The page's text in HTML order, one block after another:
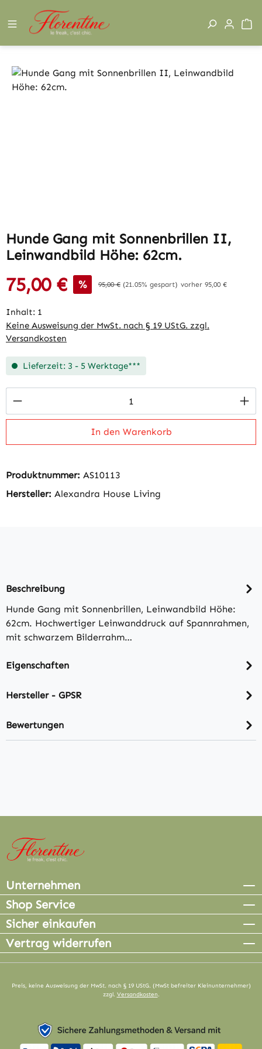
Zum Hauptinhalt springen
Bildergalerie überspringen
Hunde Gang mit Sonnenbrillen II,
Leinwandbild Höhe: 62cm.
Verkaufspreis:
75,00 € % Regulärer Preis:
95,00 € (21.05% gespart) vorher 95,00 €
Inhalt: 1
Keine Ausweisung der MwSt. nach § 19 UStG. zzgl.
Versandkosten
Lieferzeit: 3 - 5 Werktage***
Produkt Anzahl: Gib den gewünschten
In den Warenkorb
Produktnummer: AS10113
Hersteller: Alexandra House Living
Beschreibung
Hunde Gang mit Sonnenbrillen, Leinwandbild Höhe:
62cm. Hochwertiger Leinwanddruck auf Spannrahmen,
mit schwarzem Bilderrahm…
Eigenschaften
Hersteller - GPSR
Bewertungen
Unternehmen
Shop Service
Sicher einkaufen
Vertrag widerrufen
Preis, keine Ausweisung der MwSt. nach § 19 UStG. (MwSt befreiter Kleinunternehmer)
zzgl. Versandkosten.